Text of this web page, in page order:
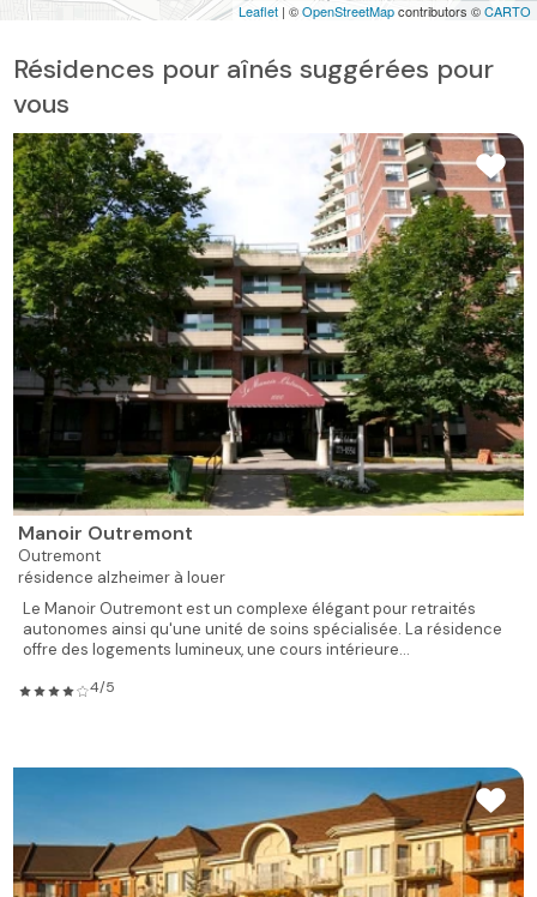
Leaflet | ©OpenStreetMapcontributors ©CARTO
Résidences pour aînés suggérées pour
vous
Manoir Outremont
Outremont
résidence alzheimer à louer
Le Manoir Outremont est un complexe élégant pour retraités
autonomes ainsi qu'une unité de soins spécialisée. La résidence
offre des logements lumineux, une cours intérieure...
4/5